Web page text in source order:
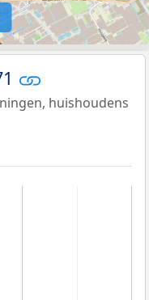
huishoudens